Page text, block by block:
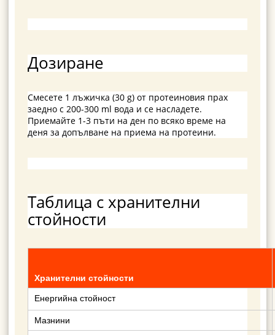
Дозиране
Смесете 1 лъжичка (30 g) от протеиновия прах
заедно с 200-300 ml вода и се насладете.
Приемайте 1-3 пъти на ден по всяко време на
деня за допълване на приема на протеини.
Таблица с хранителни
стойности
Хранителни стойности
Енергийна стойност
Мазнини